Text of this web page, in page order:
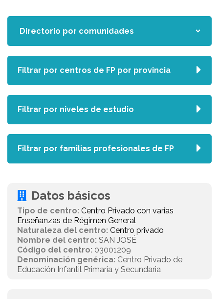
Datos básicos
Tipo de centro: Centro Privado con varias
Enseñanzas de Régimen General
Naturaleza del centro: Centro privado
Nombre del centro: SAN JOSÉ
Código del centro: 03001209
Denominación genérica: Centro Privado de
Educación Infantil Primaria y Secundaria
Filtrar por centros de FP por provincia
Filtrar por niveles de estudio
Filtrar por familias profesionales de FP